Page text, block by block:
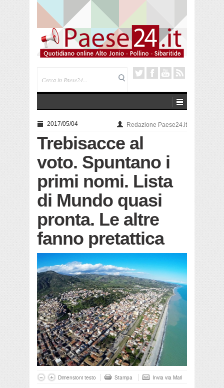
Trebisacce. Cento anni per la processione in mare
di San Rocco. Arriva la reliquia
2017/05/04 Redazione Paese24.it
Trebisacce al
voto. Spuntano i
primi nomi. Lista
di Mundo quasi
pronta. Le altre
fanno pretattica
Dimensioni testo Stampa Invia via Mail